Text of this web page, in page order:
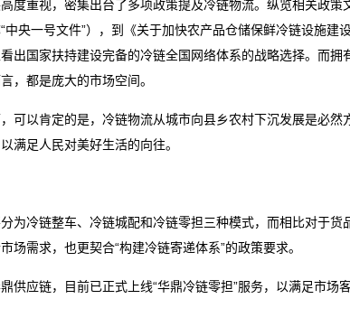
度重视，密集出台了多项政策提及冷链物流。纵览相关政策
央一号文件”），到《关于加快农产品仓储保鲜冷链设施建
出国家扶持建设完备的冷链全国网络体系的战略选择。而
，都是庞大的市场空间。
可以肯定的是，冷链物流从城市向县乡农村下沉发展是必
满足人民对美好生活的向往。
为冷链整车、冷链城配和冷链零担三种模式，而相比对于
场需求，也更契合“构建冷链寄递体系”的政策要求。
供应链，目前已正式上线“华鼎冷链零担”服务，以满足市场